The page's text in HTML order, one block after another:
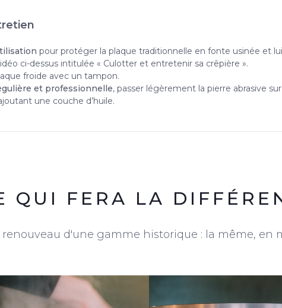
pour protéger la plaque traditionnelle en fonte usinée et
ci-dessus intitulée « Culotter et entretenir sa crêpière ».
froide avec un tampon.
et professionnelle, passer légèrement la pierre abrasive
une couche d’huile.
QUI FERA LA
renouveau d'une gamme historique : la même, en